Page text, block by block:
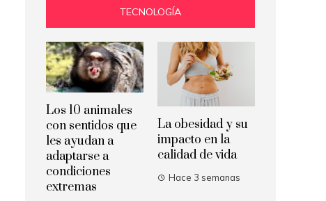
TECNOLOGÍA
Los 10 animales
con sentidos que
les ayudan a
adaptarse a
condiciones
extremas
La obesidad y su
impacto en la
calidad de vida
Hace 3 semanas